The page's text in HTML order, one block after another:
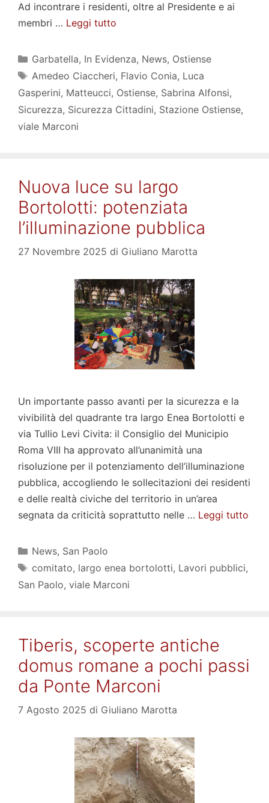
Ad incontrare i residenti, oltre al Presidente e ai
membri … Leggi tutto
Categorie
Garbatella, In Evidenza, News, Ostiense
Tag
Amedeo Ciaccheri, Flavio Conia, Luca
Gasperini, Matteucci, Ostiense, Sabrina Alfonsi,
Sicurezza, Sicurezza Cittadini, Stazione Ostiense,
viale Marconi
Nuova luce su largo
Bortolotti: potenziata
l’illuminazione pubblica
27 Novembre 2025 di Giuliano Marotta
Un importante passo avanti per la sicurezza e la
vivibilità del quadrante tra largo Enea Bortolotti e
via Tullio Levi Civita: il Consiglio del Municipio
Roma VIII ha approvato all’unanimità una
risoluzione per il potenziamento dell’illuminazione
pubblica, accogliendo le sollecitazioni dei residenti
e delle realtà civiche del territorio in un’area
segnata da criticità soprattutto nelle … Leggi tutto
Categorie
News, San Paolo
Tag
comitato, largo enea bortolotti, Lavori pubblici,
San Paolo, viale Marconi
Tiberis, scoperte antiche
domus romane a pochi passi
da Ponte Marconi
7 Agosto 2025 di Giuliano Marotta